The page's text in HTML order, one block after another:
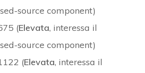
source component)
(Elevata, interessa il
source component)
(Elevata, interessa il